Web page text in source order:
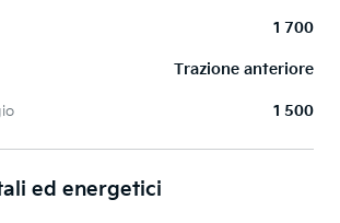
1 700
Trazione anteriore
1 500
ed energetici